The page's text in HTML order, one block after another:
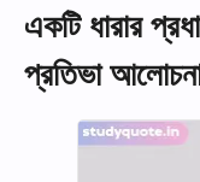
একটি ধারার
প্রতিভা